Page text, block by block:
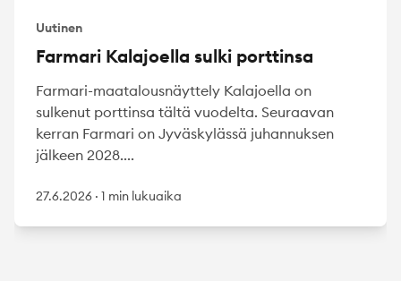
Uutinen
Farmari Kalajoella sulki porttinsa
Farmari-maatalousnäyttely Kalajoella on
sulkenut porttinsa tältä vuodelta. Seuraavan
kerran Farmari on Jyväskylässä juhannuksen
jälkeen 2028....
27.6.2026 · 1 min lukuaika